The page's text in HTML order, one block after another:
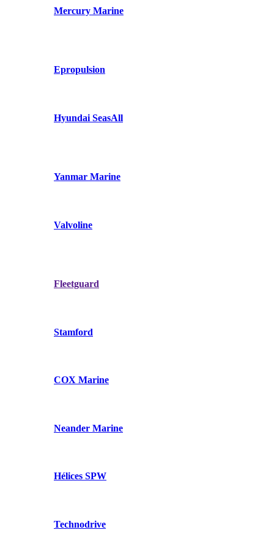
Mercury Marine
Epropulsion
Hyundai SeasAll
Yanmar Marine
Valvoline
Fleetguard
Stamford
COX Marine
Neander Marine
Hélices SPW
Technodrive